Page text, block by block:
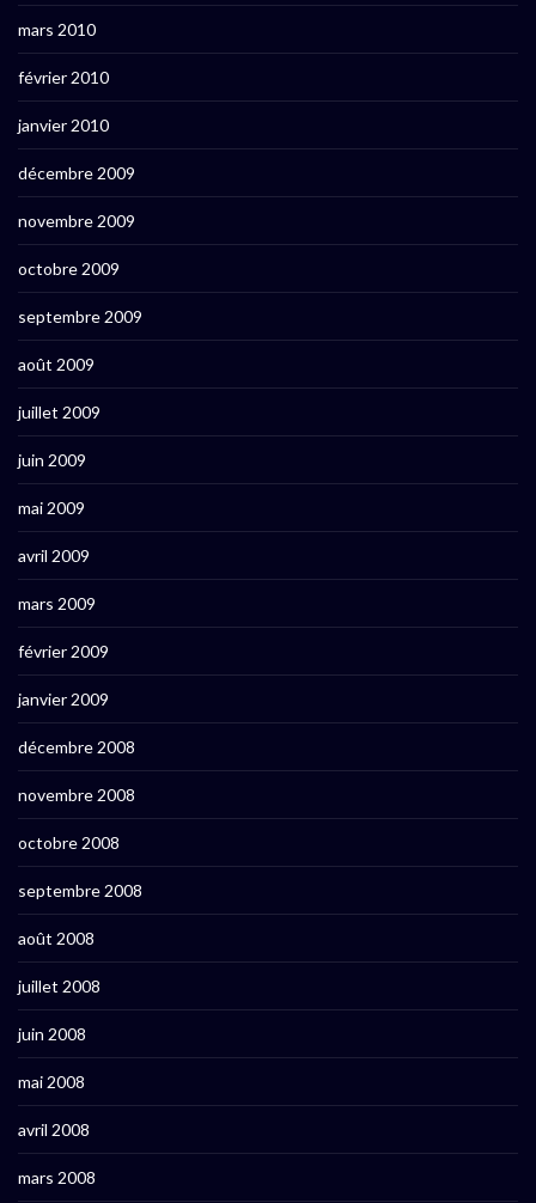
mars 2010
février 2010
janvier 2010
décembre 2009
novembre 2009
octobre 2009
septembre 2009
août 2009
juillet 2009
juin 2009
mai 2009
avril 2009
mars 2009
février 2009
janvier 2009
décembre 2008
novembre 2008
octobre 2008
septembre 2008
août 2008
juillet 2008
juin 2008
mai 2008
avril 2008
mars 2008